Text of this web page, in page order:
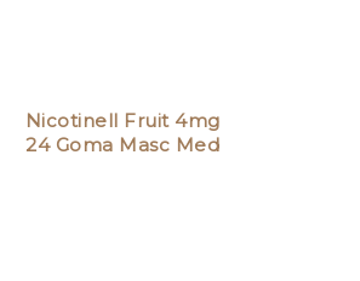
Nicotinell Fruit 4mg
24 Goma Masc Med